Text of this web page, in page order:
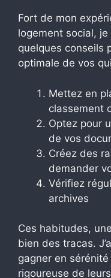
Fort de mon
logement social,
quelques conseils
optimale de vos
Mettez en
classement
Optez pour
de vos
Créez des
demander
Vérifiez
archives
Ces habitudes,
bien des tracas.
gagner en
rigoureuse de